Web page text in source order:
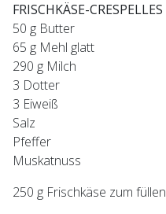
FRISCHKÄSE-CRESPELLES
50 g Butter
65 g Mehl glatt
290 g Milch
3 Dotter
3 Eiweiß
Salz
Pfeffer
Muskatnuss
250 g Frischkäse zum füllen